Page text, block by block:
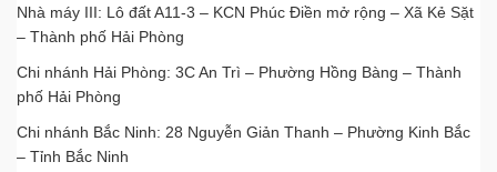
Nhà máy III: Lô đất A11-3 – KCN Phúc Điền mở rộng – Xã Kẻ Sặt
– Thành phố Hải Phòng
Chi nhánh Hải Phòng: 3C An Trì – Phường Hồng Bàng – Thành
phố Hải Phòng
Chi nhánh Bắc Ninh: 28 Nguyễn Giản Thanh – Phường Kinh Bắc
– Tỉnh Bắc Ninh